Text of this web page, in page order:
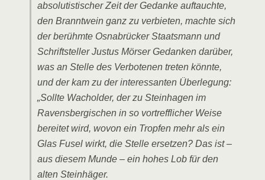
absolutistischer Zeit der Gedanke auftauchte,
den Branntwein ganz zu verbieten, machte sich
der berühmte Osnabrücker Staatsmann und
Schriftsteller Justus Mörser Gedanken darüber,
was an Stelle des Verbotenen treten könnte,
und der kam zu der interessanten Überlegung:
„Sollte Wacholder, der zu Steinhagen im
Ravensbergischen in so vortrefflicher Weise
bereitet wird, wovon ein Tropfen mehr als ein
Glas Fusel wirkt, die Stelle ersetzen? Das ist –
aus diesem Munde – ein hohes Lob für den
alten Steinhäger.